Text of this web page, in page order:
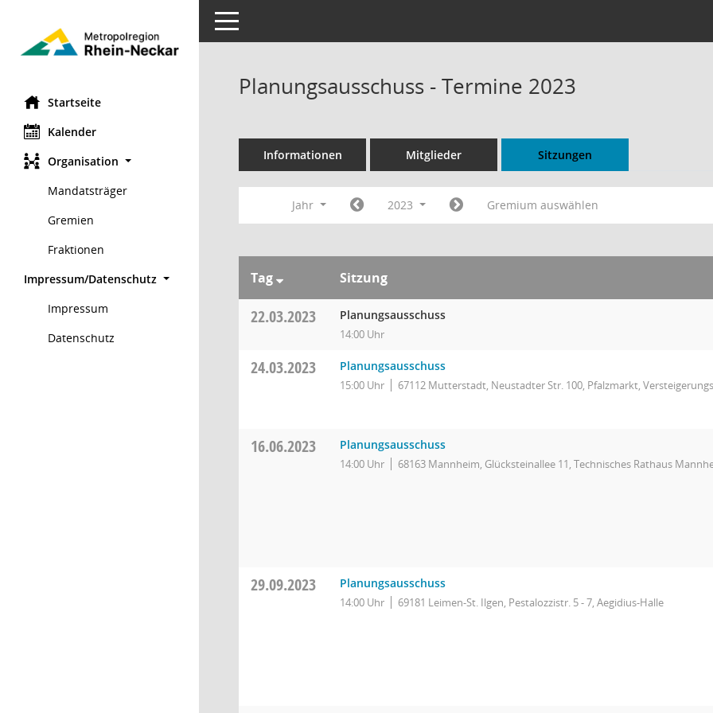
Startseite
Kalender
Organisation
Mandatsträger
Gremien
Fraktionen
Impressum/Datenschutz
Impressum
Datenschutz
Toggle navigation
Planungsausschuss - Termine 2023
Informationen Mitglieder Sitzungen
Jahr 2023 Gremium auswählen
Tag Sitzung
22.03.2023 Planungsausschuss
14:00 Uhr
24.03.2023 Planungsausschuss
15:00 Uhr 67112 Mutterstadt, Neustadter Str. 100, Pfalzmarkt,
16.06.2023 Planungsausschuss
14:00 Uhr 68163 Mannheim, Glücksteinallee 11, Technisches Rathaus
29.09.2023 Planungsausschuss
14:00 Uhr 69181 Leimen-St. Ilgen, Pestalozzistr. 5 - 7, Aegidius-Halle